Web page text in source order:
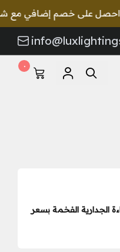
٠
الجدارية الفخمة بسعر